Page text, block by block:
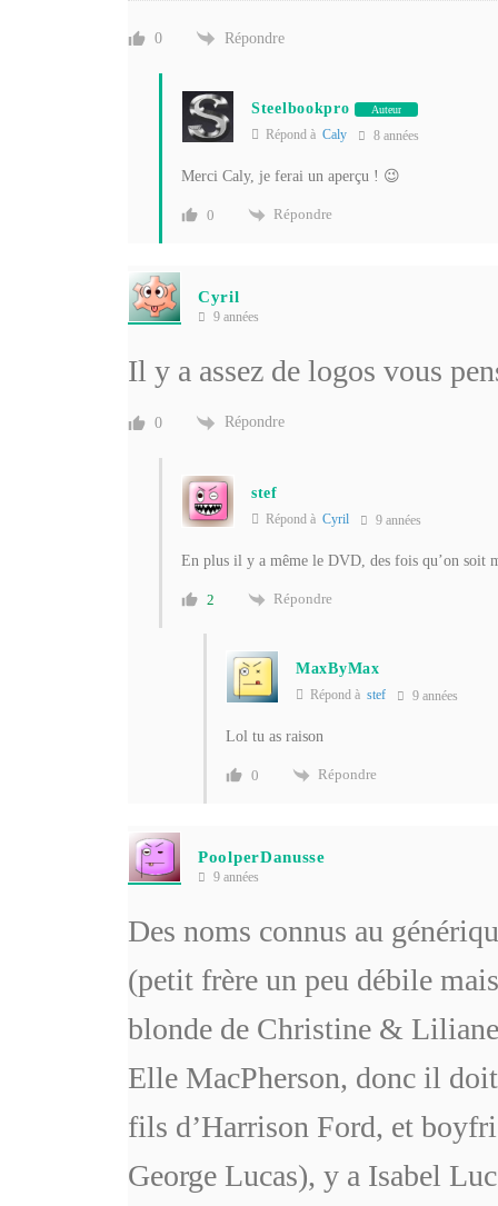
0 Répondre
Steelbookpro Auteur
Répond à Caly 8 années
Merci Caly, je ferai un aperçu ! 😉
0 Répondre
Cyril
9 années
Il y a assez de logos vous
0 Répondre
stef
Répond à Cyril 9 années
En plus il y a même le DVD, des fois qu’on soit
2 Répondre
MaxByMax
Répond à stef 9 années
Lol tu as raison
0 Répondre
PoolperDanusse
9 années
Des noms connus au
(petit frère un peu débile
blonde de Christine &
Elle MacPherson, donc il
fils d’Harrison Ford, et
George Lucas), y a Isabel